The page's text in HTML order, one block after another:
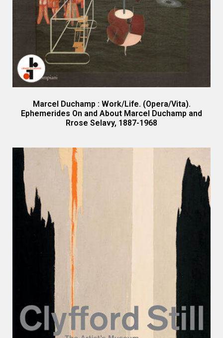
Marcel Duchamp : Work/Life. (Opera/Vita).
Ephemerides On and About Marcel Duchamp and
Rrose Selavy, 1887-1968